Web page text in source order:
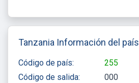
Tanzania Información del país
Código de país:
255
Código de salida:
000